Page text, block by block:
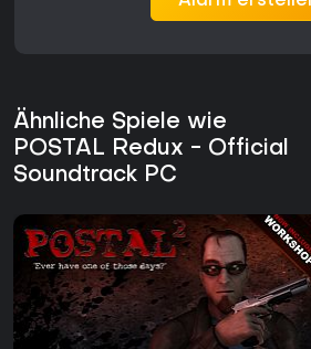
Ähnliche Spiele wie
POSTAL Redux - Official
Soundtrack PC